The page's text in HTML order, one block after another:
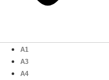
A1
A3
A4